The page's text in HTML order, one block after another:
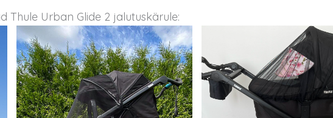
Thule Urban Glide 2 jalutuskärule: